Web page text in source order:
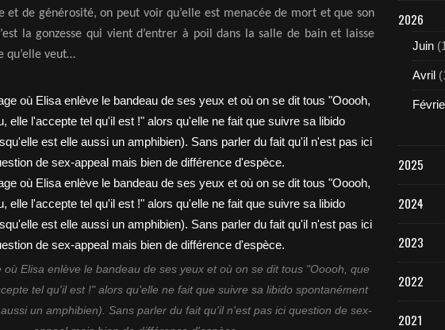
et de générosité, on peut voir qu’elle est menacée de mort et que son
la gonzesse qui vient d’entrer à poil dans la salle de bain et laisse
qu’elle veut…
où Elisa enlève le bandeau de ses yeux et où on se dit tous "Ooooh, que
tel qu'il est !" alors qu'elle ne fait que suivre sa libido spontanément
un amphibien). Sans parler du fait qu'il n'est pas ici question de sex-
2026
Juin
Avril
2025
2024
2023
2022
2021